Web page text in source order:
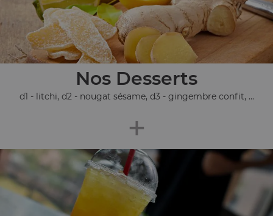
Nos Desserts
d1 - litchi, d2 - nougat sésame, d3 - gingembre confit, ...
+